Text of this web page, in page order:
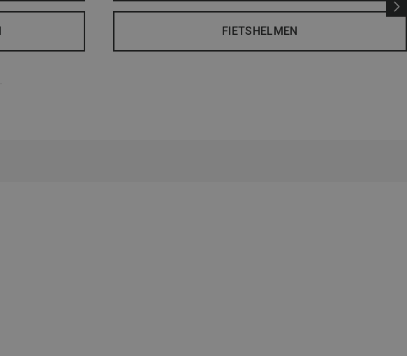
FIETSHELMEN